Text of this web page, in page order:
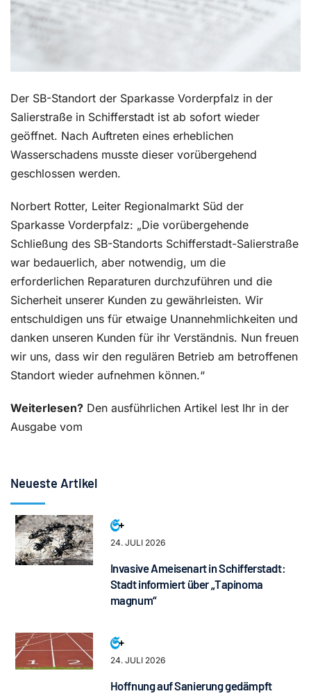
Der SB-Standort der Sparkasse Vorderpfalz in der
Salierstraße in Schifferstadt ist ab sofort wieder
geöffnet. Nach Auftreten eines erheblichen
Wasserschadens musste dieser vorübergehend
geschlossen werden.
Norbert Rotter, Leiter Regionalmarkt Süd der
Sparkasse Vorderpfalz: „Die vorübergehende
Schließung des SB-Standorts Schifferstadt-Salierstraße
war bedauerlich, aber notwendig, um die
erforderlichen Reparaturen durchzuführen und die
Sicherheit unserer Kunden zu gewährleisten. Wir
entschuldigen uns für etwaige Unannehmlichkeiten und
danken unseren Kunden für ihr Verständnis. Nun freuen
wir uns, dass wir den regulären Betrieb am betroffenen
Standort wieder aufnehmen können.“
Weiterlesen? Den ausführlichen Artikel lest Ihr in der
Ausgabe vom
Neueste Artikel
24. JULI 2026
Invasive Ameisenart in Schifferstadt:
Stadt informiert über „Tapinoma
magnum“
24. JULI 2026
Hoffnung auf Sanierung gedämpft